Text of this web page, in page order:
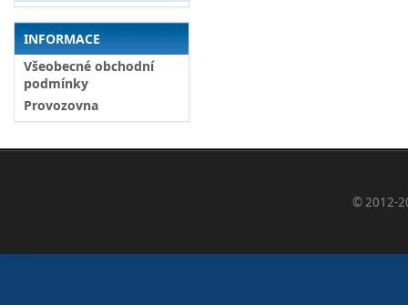
INFORMACE
Všeobecné obchodní
podmínky
Provozovna
© 2012-